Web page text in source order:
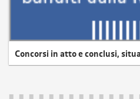
Concorsi in atto e conclusi,